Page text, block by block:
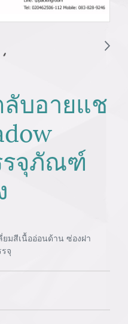
บอายแช
รจุภัณฑ์
มสีเนื้ออ่อนด้าน ซ่องฝา
จุ